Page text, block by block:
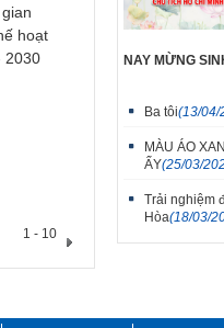
hoạt
2030
1 - 10
NAY MỪNG
Ba tôi(13/04/
MÀU ÁO
ẤY(25/03/
Trải nghiệm
Hòa(18/03/